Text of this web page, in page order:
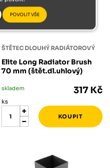
ŠTĚTEC DLOUHÝ RADIÁTOROVÝ
Elite Long Radiator Brush
70 mm (štět.dl.uhlový)
skladem 317 Kč
ks